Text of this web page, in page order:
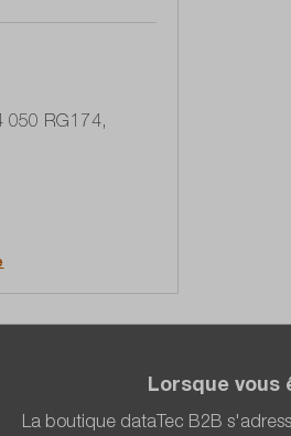
050 RG174,
Lorsque vous
La boutique dataTec B2B